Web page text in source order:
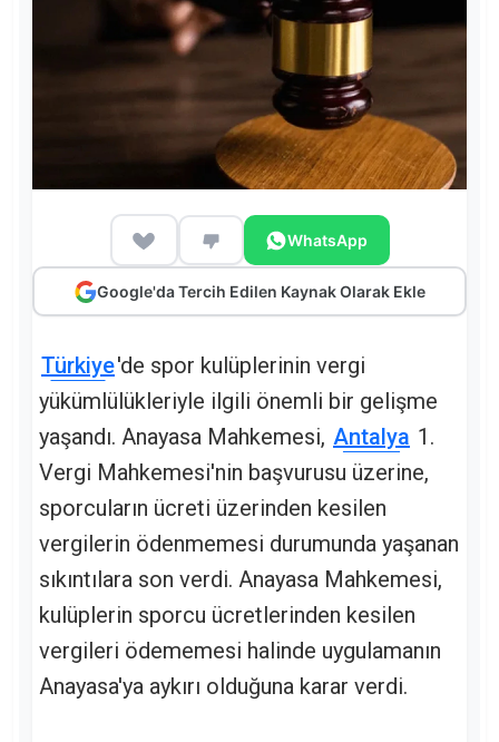
WhatsApp
Google'da Tercih Edilen Kaynak Olarak Ekle
Türkiye'de spor kulüplerinin vergi
yükümlülükleriyle ilgili önemli bir gelişme
yaşandı. Anayasa Mahkemesi, Antalya 1.
Vergi Mahkemesi'nin başvurusu üzerine,
sporcuların ücreti üzerinden kesilen
vergilerin ödenmemesi durumunda yaşanan
sıkıntılara son verdi. Anayasa Mahkemesi,
kulüplerin sporcu ücretlerinden kesilen
vergileri ödememesi halinde uygulamanın
Anayasa'ya aykırı olduğuna karar verdi.